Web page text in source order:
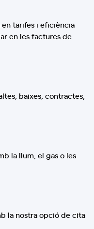
tarifes i eficiència
en les factures de
baixes, contractes,
la llum, el gas o les
la nostra opció de cita